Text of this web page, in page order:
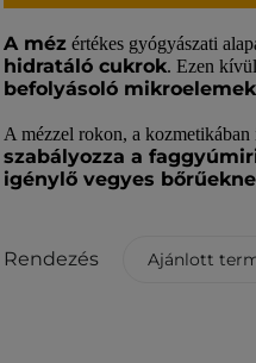
A mézértékes gyógyászati
hidratáló cukrok. Ezen
befolyásoló
A mézzel rokon, a kozmetikában
szabályozza a
igénylő vegyes
Rendezés Ajánlott